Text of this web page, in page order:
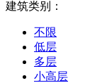
建筑类别：
不限
低层
多层
小高层